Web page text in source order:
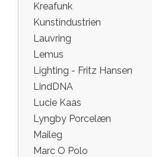
Kreafunk
Kunstindustrien
Lauvring
Lemus
Lighting - Fritz Hansen
LindDNA
Lucie Kaas
Lyngby Porcelæn
Maileg
Marc O Polo